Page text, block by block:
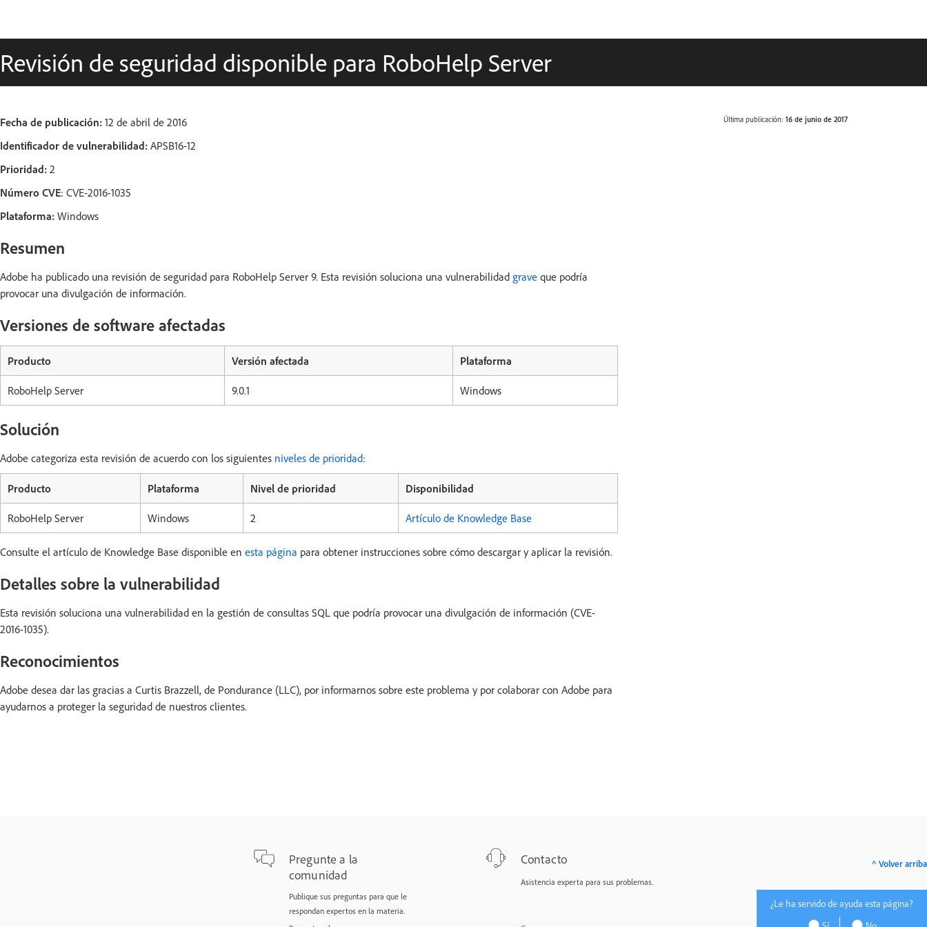
Revisión de seguridad disponible para RoboHelp Server
Última publicación: 16 de junio de 2017
Fecha de publicación: 12 de abril de 2016
Identificador de vulnerabilidad: APSB16-12
Prioridad: 2
Número CVE: CVE-2016-1035
Plataforma: Windows
Resumen
Adobe ha publicado una revisión de seguridad para RoboHelp Server 9. Esta revisión soluciona una vulnerabilidad grave que podría
provocar una divulgación de información.
Versiones de software afectadas
Producto Versión afectada Plataforma
RoboHelp Server 9.0.1 Windows
Solución
Adobe categoriza esta revisión de acuerdo con los siguientes niveles de prioridad:
Producto Plataforma Nivel de prioridad Disponibilidad
RoboHelp Server Windows 2 Artículo de Knowledge Base
Consulte el artículo de Knowledge Base disponible en esta página para obtener instrucciones sobre cómo descargar y aplicar la revisión.
Detalles sobre la vulnerabilidad
Esta revisión soluciona una vulnerabilidad en la gestión de consultas SQL que podría provocar una divulgación de información (CVE-
2016-1035).
Reconocimientos
Adobe desea dar las gracias a Curtis Brazzell, de Pondurance (LLC), por informarnos sobre este problema y por colaborar con Adobe para
ayudarnos a proteger la seguridad de nuestros clientes.
Pregunte a la
comunidad
Publique sus preguntas para que le
respondan expertos en la materia.
Contacto
Asistencia experta para sus problemas.
^ Volver arriba
¿Le ha servido de ayuda esta página?